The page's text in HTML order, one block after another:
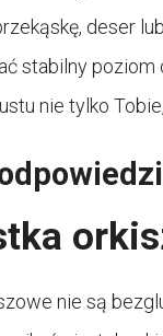
deser
stabilny
nie tylko
nie są